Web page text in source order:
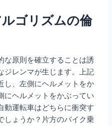
ゴリズムの倫
な原則を確立することは誘
ジレンマが生じます。上記
し、左側にヘルメットをか
にヘルメットをかぶってい
動運転車はどちらに衝突す
しょうか？片方のバイク乗